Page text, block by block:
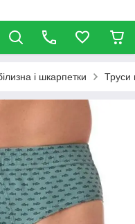
і шкарпетки Труси